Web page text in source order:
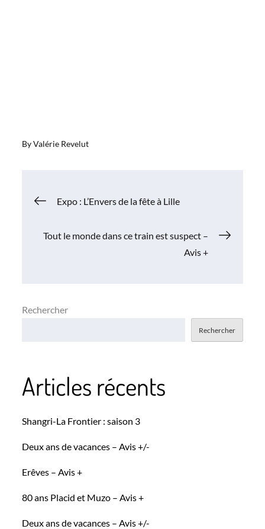
ByValérie Revelut
Navigation
de
Expo : L’Envers de la fête à Lille
Tout le monde dans ce train est suspect –
Avis +
Rechercher
Rechercher
Articles récents
Shangri-La Frontier : saison 3
Deux ans de vacances – Avis +/-
Erêves – Avis +
80 ans Placid et Muzo – Avis +
Deux ans de vacances – Avis +/-